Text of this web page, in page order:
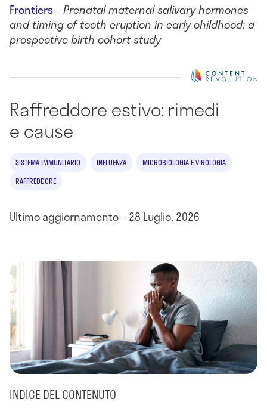
Frontiers–Prenatal maternal salivary hormones
and timing of tooth eruption in early childhood: a
prospective birth cohort study
Raffreddore estivo: rimedi
e cause
SISTEMA IMMUNITARIO INFLUENZA
MICROBIOLOGIA E VIROLOGIA
RAFFREDDORE
Ultimo aggiornamento – 28 Luglio, 2026
INDICE DEL CONTENUTO